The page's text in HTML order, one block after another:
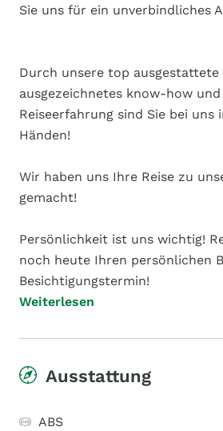
Sie uns für ein unverbindliches
Durch unsere top ausgestattete
ausgezeichnetes know-how
Reiseerfahrung sind Sie bei uns
Händen!
Wir haben uns Ihre Reise zu
gemacht!
Persönlichkeit ist uns wichtig!
noch heute Ihren persönlichen
Besichtigungstermin!
Weiterlesen
Ausstattung
ABS